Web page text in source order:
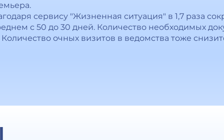
сервису "Жизненная ситуация" в 1,7 раза
с 50 до 30 дней. Количество необходимых
Количество очных визитов в ведомства тоже